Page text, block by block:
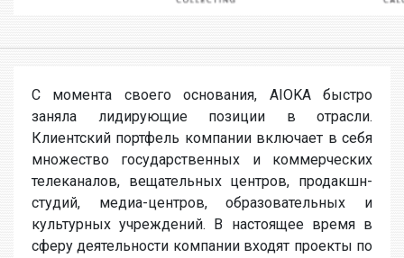
С момента своего основания, AIOKA быстро
заняла лидирующие позиции в отрасли.
Клиентский портфель компании включает в себя
множество государственных и коммерческих
телеканалов, вещательных центров, продакшн-
студий, медиа-центров, образовательных и
культурных учреждений. В настоящее время в
сферу деятельности компании входят проекты по